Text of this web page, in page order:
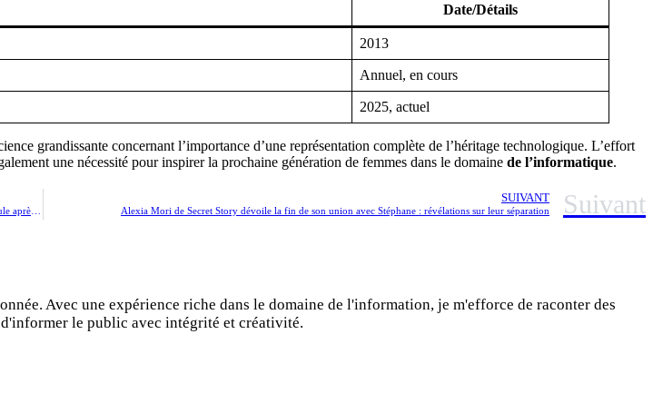
Date/Détails
2013
Annuel, en cours
2025, actuel
grandissante concernant l’importance d’une représentation complète de l’héritage technologique. L’effort
une nécessité pour inspirer la prochaine génération de femmes dans le domaine de l’informatique.
SUIVANT
Alexia Mori de Secret Story dévoile la fin de son union avec Stéphane : révélations sur leur séparation Suivant
Avec une expérience riche dans le domaine de l'information, je m'efforce de raconter des
le public avec intégrité et créativité.